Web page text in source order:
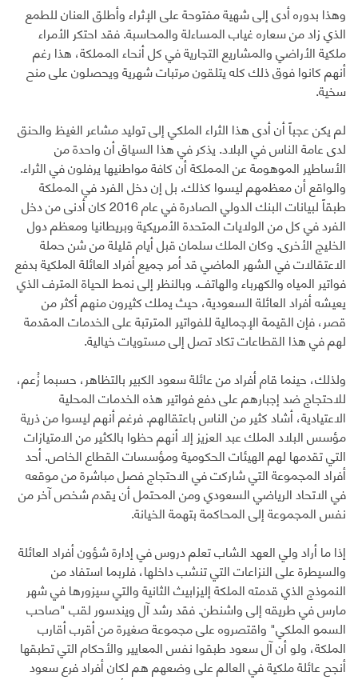
وهذا بدوره أدى إلى شهية مفتوحة على الإثراء وأطلق العنان للطمع
الذي زاد من سعاره غياب المساءلة والمحاسبة. فقد احتكر الأمراء
ملكية الأراضي والمشاريع التجارية في كل أنحاء المملكة، هذا رغم
أنهم كانوا فوق ذلك كله يتلقون مرتبات شهرية ويحصلون على منح
سخية.
لم يكن عجباً أن أدى هذا الثراء الملكي إلى توليد مشاعر الغيظ والحنق
لدى عامة الناس في البلاد. يذكر في هذا السياق أن واحدة من
الأساطير الموهومة عن المملكة أن كافة مواطنيها يرفلون في الثراء.
والواقع أن معظمهم ليسوا كذلك. بل إن دخل الفرد في المملكة
طبقاً لبيانات البنك الدولي الصادرة في عام 2016 كان أدنى من دخل
الفرد في كل من الولايات المتحدة الأمريكية وبريطانيا ومعظم دول
الخليج الأخرى. وكان الملك سلمان قبل أيام قليلة من شن حملة
الاعتقالات في الشهر الماضي قد أمر جميع أفراد العائلة الملكية بدفع
فواتير المياه والكهرباء والهاتف. وبالنظر إلى نمط الحياة المترف الذي
يعيشه أفراد العائلة السعودية، حيث يملك كثيرون منهم أكثر من
قصر، فإن القيمة الإجمالية للفواتير المترتبة على الخدمات المقدمة
لهم في هذا القطاعات تكاد تصل إلى مستويات خيالية.
ولذلك، حينما قام أفراد من عائلة سعود الكبير بالتظاهر، حسبما زُعم،
للاحتجاج ضد إجبارهم على دفع فواتير هذه الخدمات المحلية
الاعتيادية، أشاد كثير من الناس باعتقالهم. فرغم أنهم ليسوا من ذرية
مؤسس البلاد الملك عبد العزيز إلا أنهم حظوا بالكثير من الامتيازات
التي تقدمها لهم الهيئات الحكومية ومؤسسات القطاع الخاص. أحد
أفراد المجموعة التي شاركت في الاحتجاج فصل مباشرة من موقعه
في الاتحاد الرياضي السعودي ومن المحتمل أن يقدم شخص آخر من
نفس المجموعة إلى المحاكمة بتهمة الخيانة.
إذا ما أراد ولي العهد الشاب تعلم دروس في إدارة شؤون أفراد العائلة
والسيطرة على النزاعات التي تنشب داخلها، فلربما استفاد من
النموذج الذي قدمته الملكة إليزابيث الثانية والتي سيزورها في شهر
مارس في طريقه إلى واشنطن. فقد رشد آل ويندسور لقب "صاحب
السمو الملكي" واقتصروه على مجموعة صغيرة من أقرب أقارب
الملكة، ولو أن آل سعود طبقوا نفس المعايير والأحكام التي تطبقها
أنجح عائلة ملكية في العالم على وضعهم هم لكان أفراد فرع سعود